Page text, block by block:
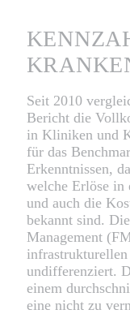
Seit 2010
Bericht die
in Kliniken und
für das
Erkenntnissen,
welche Erlöse in
und auch die
bekannt sind.
Management
undifferenziert.
einem
eine nicht zu